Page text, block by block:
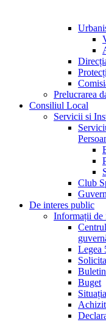
Prelucrarea
Consiliul Local
Servicii si
Club
De interes public
Informații de
Legea
Buget